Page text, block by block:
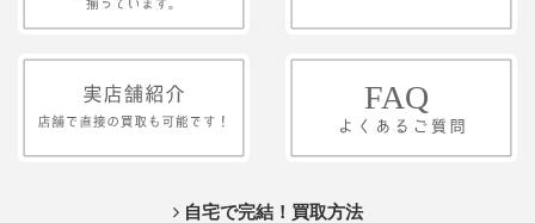
自宅で完結！買取方法